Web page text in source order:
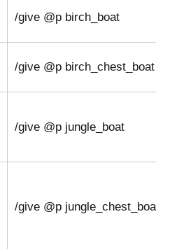
/give @p birch_boat
/give @p birch_chest_boat
/give @p jungle_boat
/give @p jungle_chest_boat